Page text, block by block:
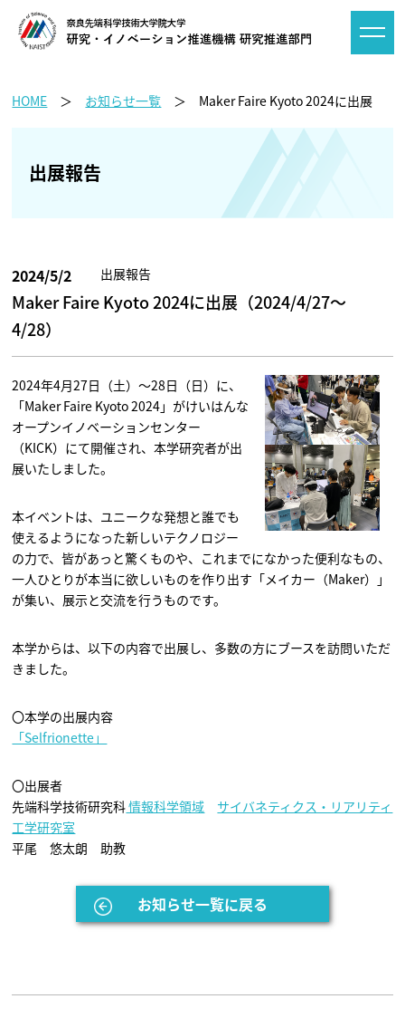
HOME お知らせ一覧 Maker Faire Kyoto 2024に出展
出展報告
2024/5/2 出展報告
Maker Faire Kyoto 2024に出展（2024/4/27～
4/28）
2024年4月27日（土）～28日（日）に、
「Maker Faire Kyoto 2024」がけいはんな
オープンイノベーションセンター
（KICK）にて開催され、本学研究者が出
展いたしました。
本イベントは、ユニークな発想と誰でも
使えるようになった新しいテクノロジー
の力で、皆があっと驚くものや、これまでになかった便利なもの、
一人ひとりが本当に欲しいものを作り出す「メイカー（Maker）」
が集い、展示と交流を行うものです。
本学からは、以下の内容で出展し、多数の方にブースを訪問いただ
きました。
〇本学の出展内容
「Selfrionette」
〇出展者
先端科学技術研究科情報科学領域
サイバネティクス・リアリティ
工学研究室
平尾 悠太朗 助教
お知らせ一覧に戻る